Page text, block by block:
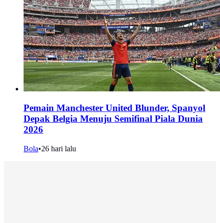
Pemain Manchester United Blunder, Spanyol
Depak Belgia Menuju Semifinal Piala Dunia
2026
Bola•26 hari lalu